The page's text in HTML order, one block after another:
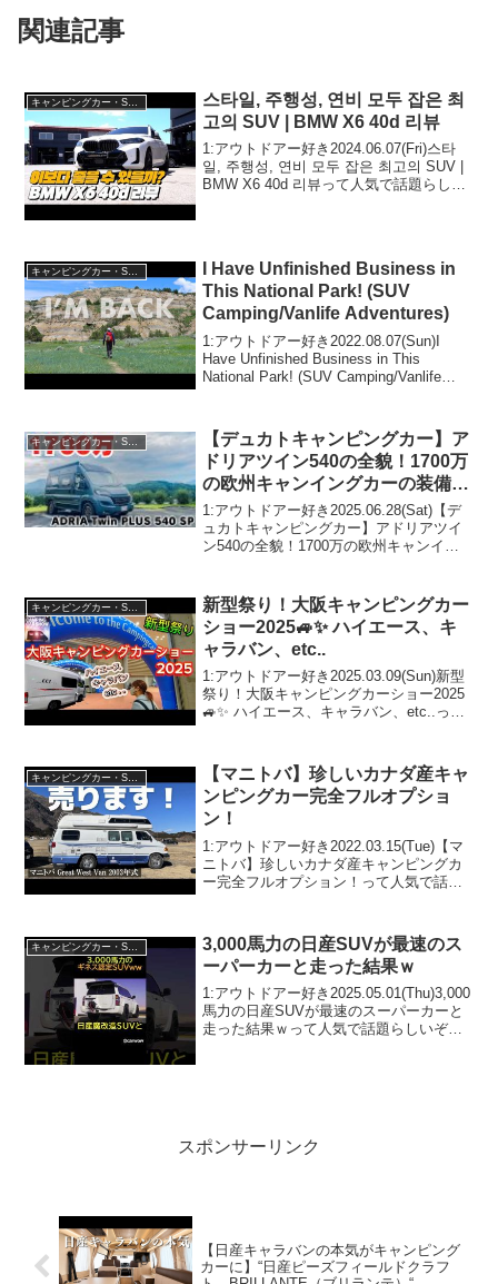
関連記事
스타일, 주행성, 연비 모두 잡은 최
고의 SUV | BMW X6 40d 리뷰
1:アウトドアー好き2024.06.07(Fri)스타
일, 주행성, 연비 모두 잡은 최고의 SUV |
BMW X6 40d 리뷰って人気で話題らしい
キャンピングカー・SUV人気車種
I Have Unfinished Business in
This National Park! (SUV
Camping/Vanlife Adventures)
1:アウトドアー好き2022.08.07(Sun)I
Have Unfinished Business in This
National Park! (SUV Camping/Vanlife
【デュカトキャンピングカー】ア
ドリアツイン540の全貌！1700万
の欧州キャンイングカーの装備と
魅力とは？
1:アウトドアー好き2025.06.28(Sat)【デ
ュカトキャンピングカー】アドリアツイ
ン540の全貌！1700万の欧州キャンイン
ドアー好き2025.06.28(S...
キャンピングカー・SUV人気車種
新型祭り！大阪キャンピングカー
ショー2025🚙✨️ ハイエース、キ
ャラバン、etc..
1:アウトドアー好き2025.03.09(Sun)新型
祭り！大阪キャンピングカーショー2025
🚙✨️ ハイエース、キャラバン、etc..って
動画は注目...
【マニトバ】珍しいカナダ産キャ
ンピングカー完全フルオプショ
ン！
1:アウトドアー好き2022.03.15(Tue)【マ
ニトバ】珍しいカナダ産キャンピングカ
ー完全フルオプション！って人気で話題
です！3:アウトドアー好...
3,000馬力の日産SUVが最速のス
ーパーカーと走った結果ｗ
1:アウトドアー好き2025.05.01(Thu)3,000
馬力の日産SUVが最速のスーパーカーと
走った結果ｗって人気で話題らしいぞ、
スポンサーリンク
【日産キャラバンの本気がキャンピング
カーに】“日産ピーズフィールドクラフ